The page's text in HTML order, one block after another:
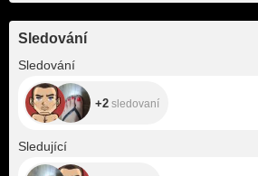
Sledování
Sledování
+2 sledovaní
Sledující